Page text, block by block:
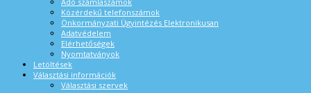
Közérdekű telefonszámok
Önkormányzati Ügyintézés Elektronikusan
Adatvédelem
Elérhetőségek
Nyomtatványok
Letöltések
Választási információk
Választási szervek